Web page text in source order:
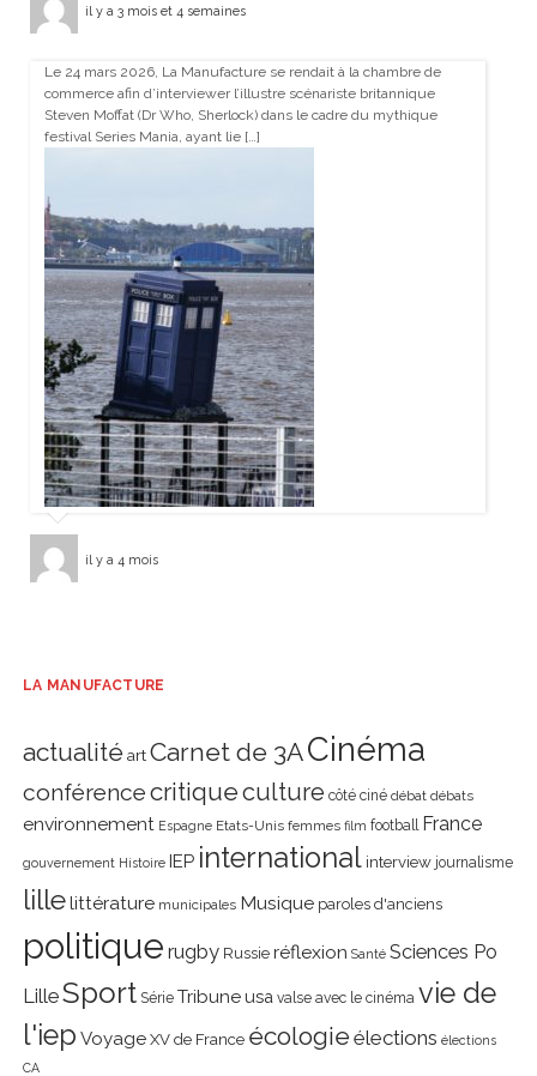
il y a 3 mois et 4 semaines
Le 24 mars 2026, La Manufacture se rendait à la chambre de
commerce afin d’interviewer l’illustre scénariste britannique
Steven Moffat (Dr Who, Sherlock) dans le cadre du mythique
festival Series Mania, ayant lie […]
il y a 4 mois
LA MANUFACTURE
actualité art Carnet de 3ACinéma
conférencecritiqueculture côté ciné débat débats
environnement Espagne Etats-Unis femmes film football France
gouvernement Histoire IEP international interview journalisme
lillelittérature municipales Musique paroles d'anciens
politique rugby Russie réflexion Santé Sciences Po
LilleSport Série Tribune usa valse avec le cinéma vie de
l'iep Voyage XV de France écologie élections élections
CA